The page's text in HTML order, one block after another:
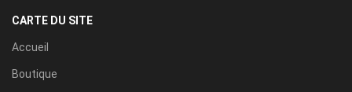
CARTE DU SITE
Accueil
Boutique